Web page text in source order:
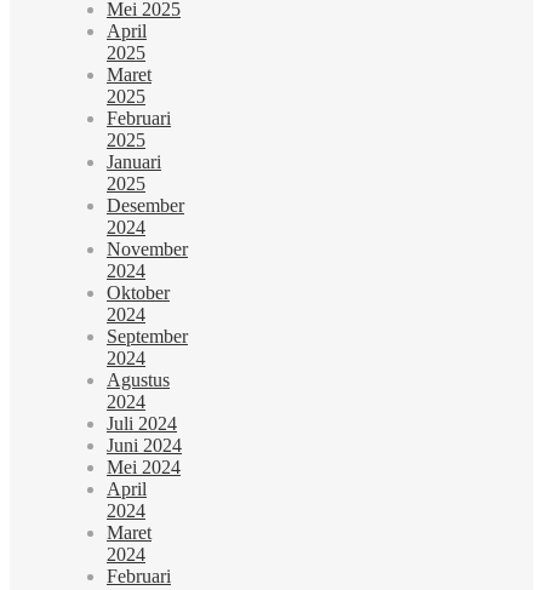
Mei 2025
April
2025
Maret
2025
Februari
2025
Januari
2025
Desember
2024
November
2024
Oktober
2024
September
2024
Agustus
2024
Juli 2024
Juni 2024
Mei 2024
April
2024
Maret
2024
Februari